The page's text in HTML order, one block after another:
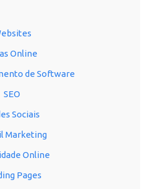
Online
de Software
SEO
Sociais
Marketing
Online
Pages